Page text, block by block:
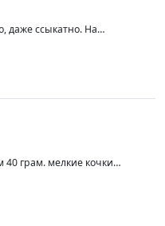
даже ссыкатно. На
r14 заводские 5 лет
что-то.... Если продавец
только успехов во всём!
грам. мелкие кочки